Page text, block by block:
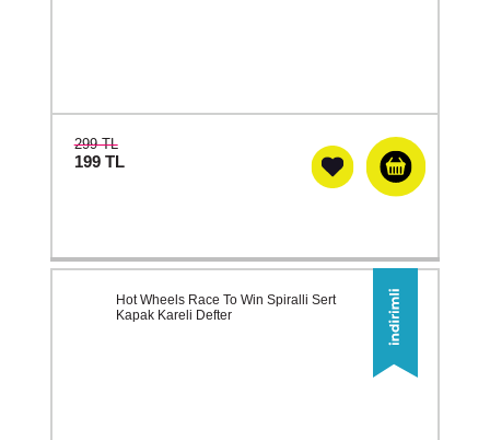
299 TL
199 TL
Hot Wheels Race To Win Spiralli Sert
Kapak Kareli Defter